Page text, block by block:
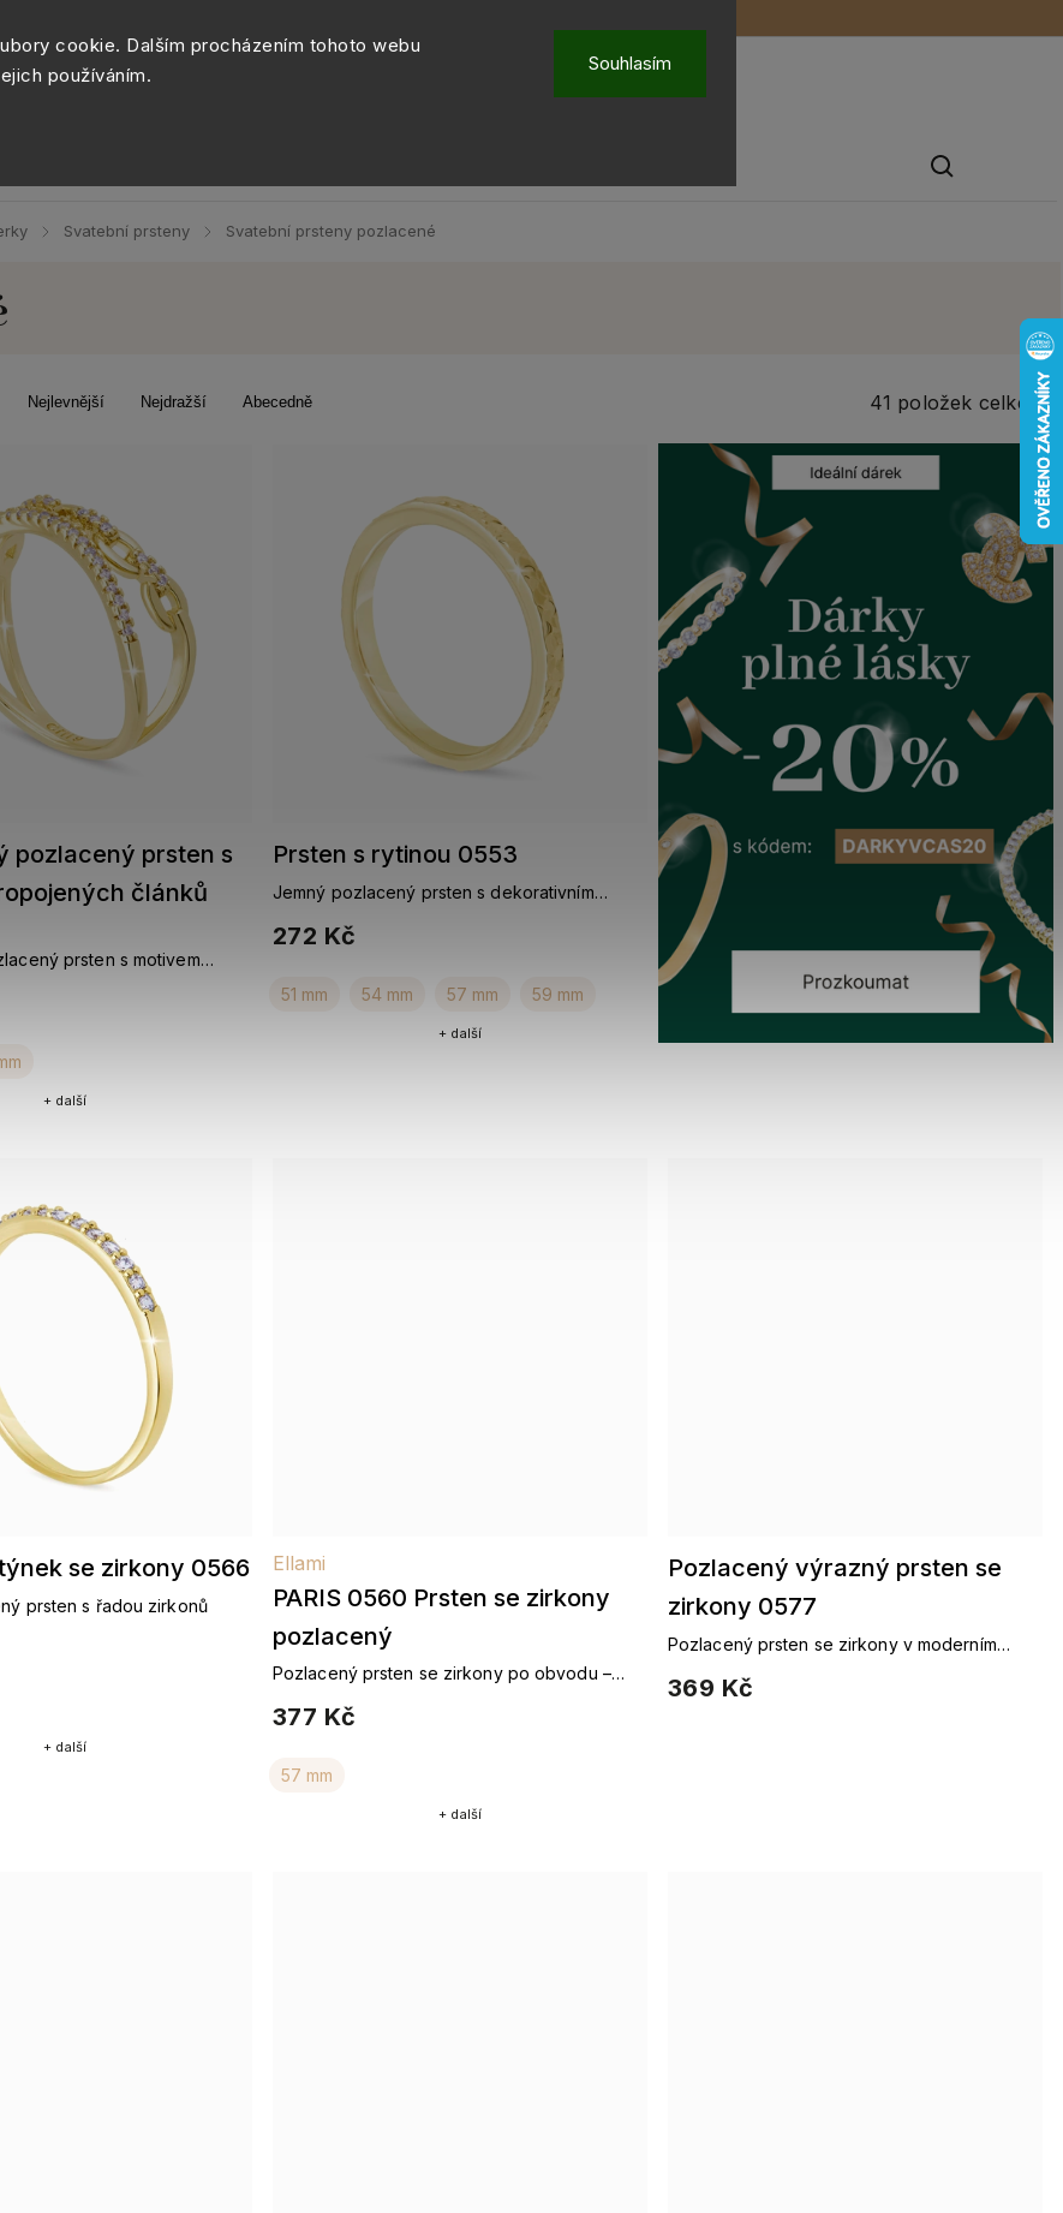
cookie. Dalším procházením tohoto webu
používáním.
Souhlasím
/ Svatební prsteny / Svatební prsteny pozlacené
Nejlevnější Nejdražší Abecedně 41 položek celkem
pozlacený prsten s
článků
prsten s motivem
+ další
Prsten s rytinou 0553
272 Kč
Jemný pozlacený prsten s dekorativním
51 mm 54 mm 57 mm 59 mm
+ další
se zirkony 0566
prsten s řadou zirkonů
+ další
PARIS 0560 Prsten se zirkony
pozlacený
Ellami
377 Kč
Pozlacený prsten se zirkony po obvodu –
57 mm
+ další
Pozlacený výrazný prsten se
zirkony 0577
369 Kč
Pozlacený prsten se zirkony v moderním